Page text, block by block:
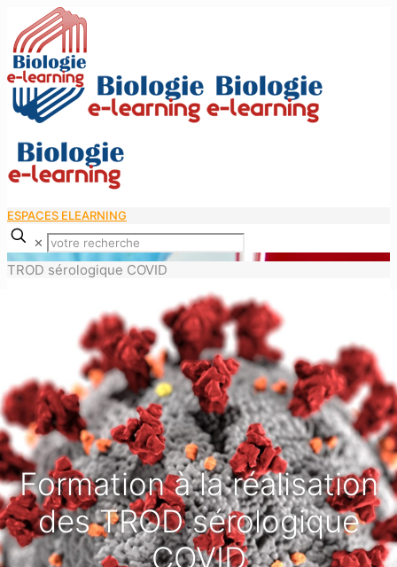
ESPACES ELEARNING
✕
TROD sérologique COVID
Formation à la réalisation
des TROD sérologique
COVID